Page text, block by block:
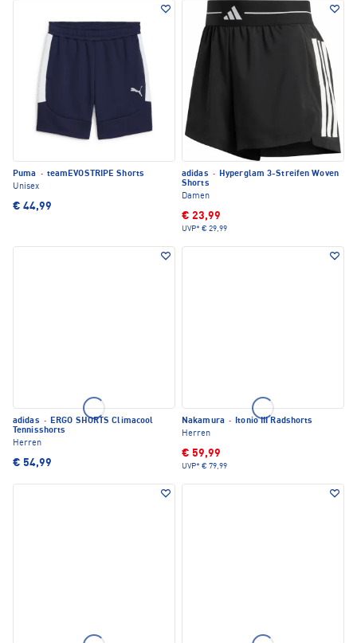
Puma · teamEVOSTRIPE Shorts
Unisex
€ 44,99
adidas · Hyperglam 3-Streifen Woven
Shorts
Damen
€ 23,99
UVP* € 29,99
adidas · ERGO SHORTS Climacool
Tennisshorts
Herren
€ 54,99
Nakamura · Itonio III Radshorts
Herren
€ 59,99
UVP* € 79,99